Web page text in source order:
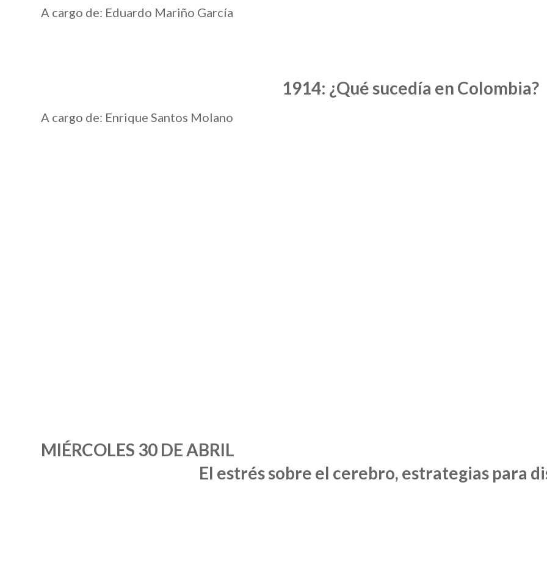
A cargo de: Eduardo Mariño García
1914: ¿Qué sucedía en Colombia?
A cargo de: Enrique Santos Molano
MIÉRCOLES 30 DE ABRIL
El estrés sobre el cerebro, estrategias para